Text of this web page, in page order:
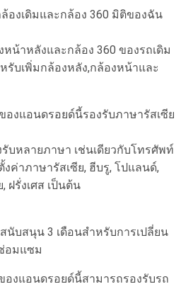
องเดิมและกล้อง 360 มิติของฉัน
น้าหลังและกล้อง 360 ของรถเดิม
รับเพิ่มกล้องหลัง,กล้องหน้าและ
องแอนดรอยด์นี้รองรับภาษารัสเซีย
รับหลายภาษา เช่นเดียวกับโทรศัพท์
ค่าภาษารัสเซีย, ฮีบรู, โปแลนด์,
ฝรั่งเศส เป็นต้น
บสนุน 3 เดือนสําหรับการเปลี่ยน
อมแซม
องแอนดรอยด์นี้สามารถรองรับรถ